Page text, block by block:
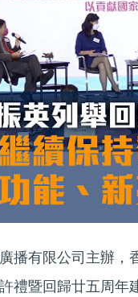
播有限公司主辦，
禮暨回歸廿五周年